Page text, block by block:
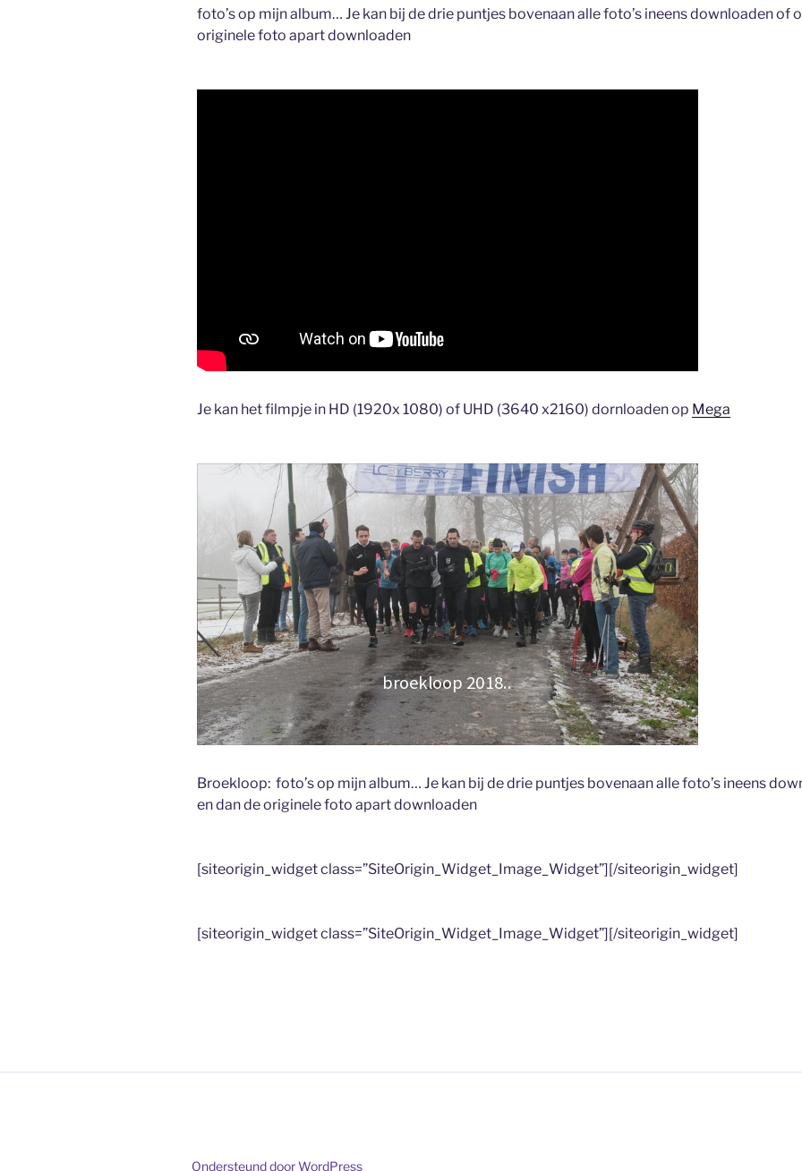
foto’s op mijn album… Je kan bij de drie puntjes bovenaan alle foto’s ineens downloaden of
originele foto apart downloaden
Je kan het filmpje in HD (1920x 1080) of UHD (3640 x2160) dornloaden op Mega
Broekloop: foto’s op mijn album… Je kan bij de drie puntjes bovenaan alle foto’s ineens
en dan de originele foto apart downloaden
[siteorigin_widget class=”SiteOrigin_Widget_Image_Widget”][/siteorigin_widget]
[siteorigin_widget class=”SiteOrigin_Widget_Image_Widget”][/siteorigin_widget]
Ondersteund door WordPress